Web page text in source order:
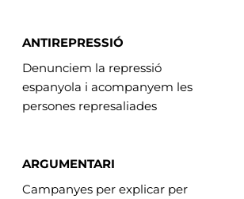
ANTIREPRESSIÓ
Denunciem la repressió
espanyola i acompanyem les
persones represaliades
ARGUMENTARI
Campanyes per explicar per